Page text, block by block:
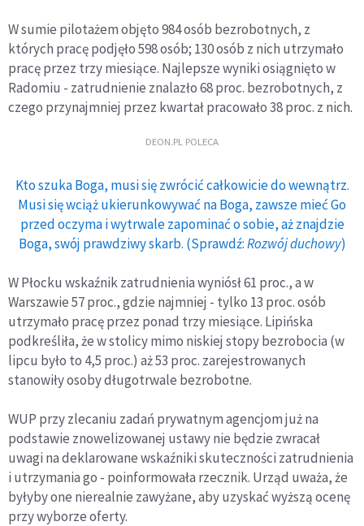
W sumie pilotażem objęto 984 osób bezrobotnych, z
których pracę podjęło 598 osób; 130 osób z nich utrzymało
pracę przez trzy miesiące. Najlepsze wyniki osiągnięto w
Radomiu - zatrudnienie znalazło 68 proc. bezrobotnych, z
czego przynajmniej przez kwartał pracowało 38 proc. z nich.
DEON.PL POLECA
Kto szuka Boga, musi się zwrócić całkowicie do wewnątrz.
Musi się wciąż ukierunkowywać na Boga, zawsze mieć Go
przed oczyma i wytrwale zapominać o sobie, aż znajdzie
Boga, swój prawdziwy skarb. (Sprawdź:Rozwój duchowy)
W Płocku wskaźnik zatrudnienia wyniósł 61 proc., a w
Warszawie 57 proc., gdzie najmniej - tylko 13 proc. osób
utrzymało pracę przez ponad trzy miesiące. Lipińska
podkreśliła, że w stolicy mimo niskiej stopy bezrobocia (w
lipcu było to 4,5 proc.) aż 53 proc. zarejestrowanych
stanowiły osoby długotrwale bezrobotne.
WUP przy zlecaniu zadań prywatnym agencjom już na
podstawie znowelizowanej ustawy nie będzie zwracał
uwagi na deklarowane wskaźniki skuteczności zatrudnienia
i utrzymania go - poinformowała rzecznik. Urząd uważa, że
byłyby one nierealnie zawyżane, aby uzyskać wyższą ocenę
przy wyborze oferty.